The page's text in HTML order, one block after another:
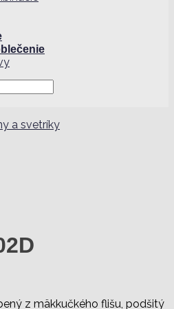
a svetríky
z mäkkučkého flišu, podšitý